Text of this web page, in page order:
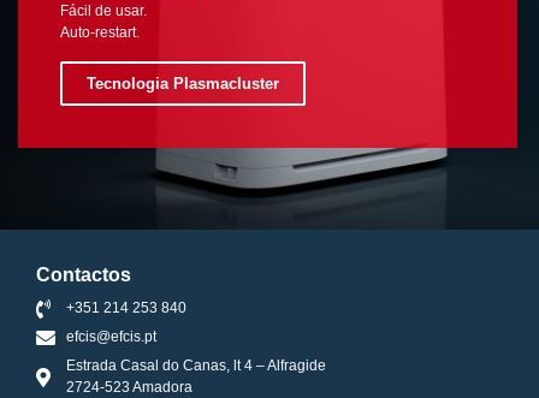
Fácil de usar.
Auto-restart.
Tecnologia Plasmacluster
Contactos
+351 214 253 840
efcis@efcis.pt
Estrada Casal do Canas, lt 4 – Alfragide
2724-523 Amadora